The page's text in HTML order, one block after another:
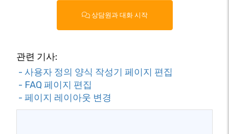
상담원과 대화 시작
관련 기사:
- 사용자 정의 양식 작성기 페이지 편집
- FAQ 페이지 편집
- 페이지 레이아웃 변경